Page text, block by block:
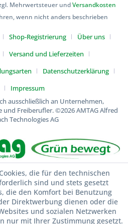
Mehrwertsteuer undVersandkosten
wenn nicht anders beschrieben
Shop-Registrierung
Über uns
Versand und Lieferzeiten
Datenschutzerklärung
Impressum
ausschließlich an Unternehmen,
und Freiberufler.©2026 AMTAG Alfred
Technologies AG
die für den technischen
sind und stets gesetzt
die den Komfort bei Benutzung
Direktwerbung dienen oder die
und sozialen Netzwerken
nur mit Ihrer Zustimmung gesetzt.